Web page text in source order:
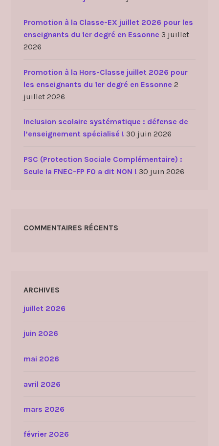
Promotion à la Classe-EX juillet 2026 pour les
enseignants du 1er degré en Essonne 3 juillet
2026
Promotion à la Hors-Classe juillet 2026 pour
les enseignants du 1er degré en Essonne 2
juillet 2026
Inclusion scolaire systématique : défense de
l’enseignement spécialisé ! 30 juin 2026
PSC (Protection Sociale Complémentaire) :
Seule la FNEC-FP FO a dit NON ! 30 juin 2026
COMMENTAIRES RÉCENTS
ARCHIVES
juillet 2026
juin 2026
mai 2026
avril 2026
mars 2026
février 2026